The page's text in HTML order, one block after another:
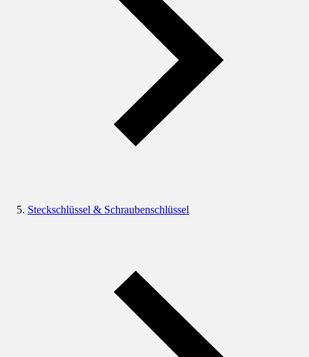
Steckschlüssel & Schraubenschlüssel